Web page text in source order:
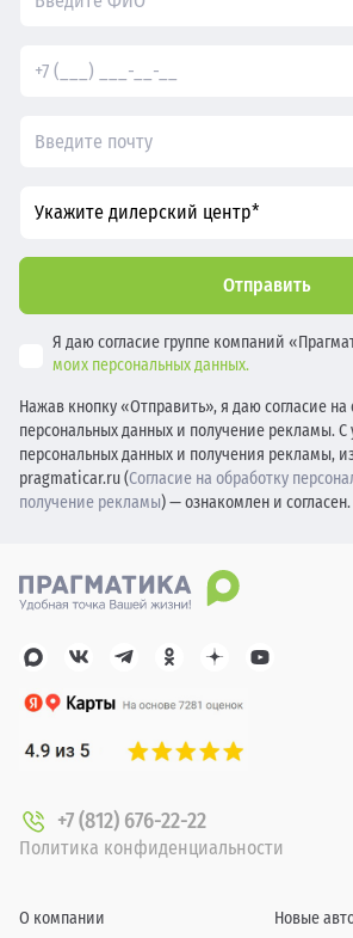
Укажите дилерский центр*
Отправить
Я даю согласие группе компаний
моих персональных данных.
Нажав кнопку «Отправить», я даю согласие на
персональных данных и получение рекламы.
персональных данных и получения рекламы,
pragmaticar.ru (Согласие на обработку
получение рекламы) — ознакомлен и согласен.
+7 (812) 676-22-22
Политика конфиденциальности
О компании
Новые